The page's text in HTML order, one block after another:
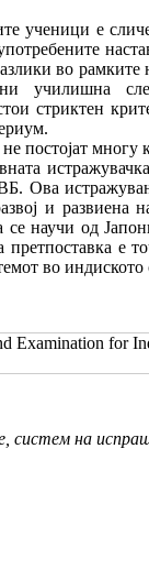
ученици е
во
училишна
стриктен
постојат многу
Ова
и развиена
се научи од
е
во индиското
Examination for
систем на